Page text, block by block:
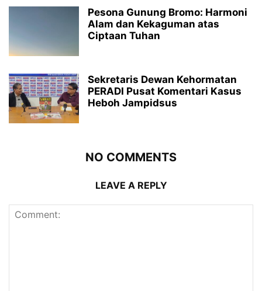
Pesona Gunung Bromo: Harmoni
Alam dan Kekaguman atas
Ciptaan Tuhan
Sekretaris Dewan Kehormatan
PERADI Pusat Komentari Kasus
Heboh Jampidsus
NO COMMENTS
LEAVE A REPLY